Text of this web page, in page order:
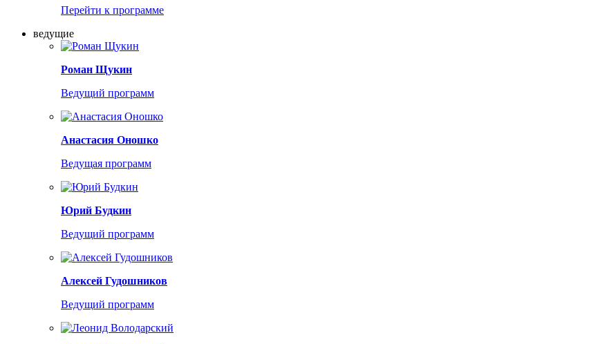
Перейти к программе
ведущие
Роман Щукин
Ведущий программ
Анастасия Оношко
Ведущая программ
Юрий Будкин
Ведущий программ
Алексей Гудошников
Ведущий программ